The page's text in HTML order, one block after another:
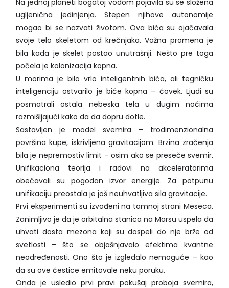
ugljenična jedinjenja. Stepen njihove autonomije
mogao bi se nazvati životom. Ova bića su ojačavala
svoje telo skeletom od krečnjaka. Važna promena je
bila kada je skelet postao unutrašnji. Nešto pre toga
počela je kolonizacija kopna.
U morima je bilo vrlo inteligentnih bića, ali tegničku
inteligenciju ostvarilo je biće kopna – čovek. Ljudi su
posmatrali ostala nebeska tela u dugim noćima
razmišljajući kako da da dopru dotle.
Sastavljen je model svemira – trodimenzionalna
površina kupe, iskrivljena gravitacijom. Brzina zračenja
bila je nepremostiv limit – osim ako se preseče svemir.
Unifikaciona teorija i radovi na akceleratorima
obećavali su pogodan izvor energije. Za potpunu
unifikaciju preostala je još neuhvatljiva sila gravitacije.
Prvi eksperimenti su izvođeni na tamnoj strani Meseca.
Zanimljivo je da je orbitalna stanica na Marsu uspela da
uhvati dosta mezona koji su dospeli do nje brže od
svetlosti – što se objašnjavalo efektima kvantne
neodređenosti. Ono što je izgledalo nemoguće – kao
da su ove čestice emitovale neku poruku.
Onda je usledio prvi pravi pokušaj proboja svemira,